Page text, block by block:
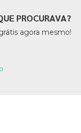
PROCURAVA?
agora mesmo!